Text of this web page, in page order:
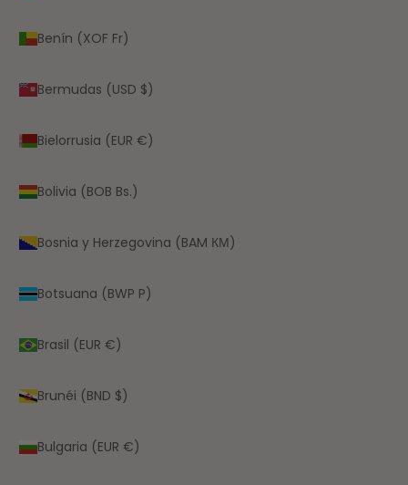
Benín (XOF Fr)
Bermudas (USD $)
Bielorrusia (EUR €)
Bolivia (BOB Bs.)
Bosnia y Herzegovina (BAM КМ)
Botsuana (BWP P)
Brasil (EUR €)
Brunéi (BND $)
Bulgaria (EUR €)